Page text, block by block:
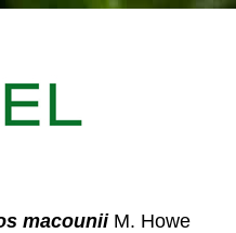
macouniiM. Howe